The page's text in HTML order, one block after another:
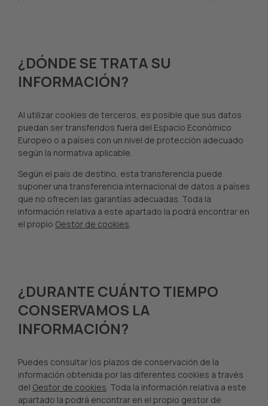
¿DÓNDE SE TRATA SU
INFORMACIÓN?
Al utilizar cookies de terceros, es posible que sus datos
puedan ser transferidos fuera del Espacio Económico
Europeo o a países con un nivel de protección adecuado
según la normativa aplicable.
Según el país de destino, esta transferencia puede
suponer una transferencia internacional de datos a países
que no ofrecen las garantías adecuadas. Toda la
información relativa a este apartado la podrá encontrar en
el propio Gestor de cookies.
¿DURANTE CUÁNTO TIEMPO
CONSERVAMOS LA
INFORMACIÓN?
Puedes consultar los plazos de conservación de la
información obtenida por las diferentes cookies a través
del Gestor de cookies. Toda la información relativa a este
apartado la podrá encontrar en el propio gestor de